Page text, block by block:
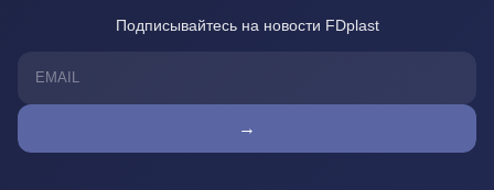
Подписывайтесь на новости FDplast
→